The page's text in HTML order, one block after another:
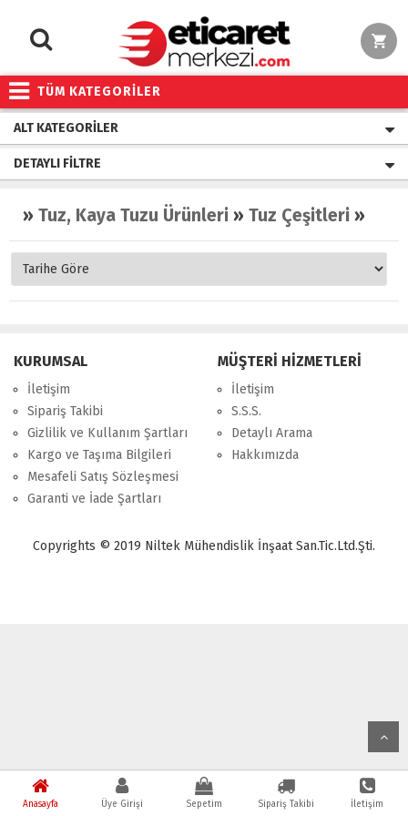
TÜM KATEGORİLER
Anasayfa Üye Girişi Sepetim Sipariş Takibi İletişim
ALT KATEGORILER
DETAYLI FILTRE
» Tuz, Kaya Tuzu Ürünleri » Tuz Çeşitleri »
KURUMSAL
İletişim
Sipariş Takibi
Gizlilik ve Kullanım Şartları
Kargo ve Taşıma Bilgileri
Mesafeli Satış Sözleşmesi
Garanti ve İade Şartları
MÜŞTERİ HİZMETLERİ
İletişim
S.S.S.
Detaylı Arama
Hakkımızda
Copyrights © 2019 Niltek Mühendislik İnşaat San.Tic.Ltd.Şti.